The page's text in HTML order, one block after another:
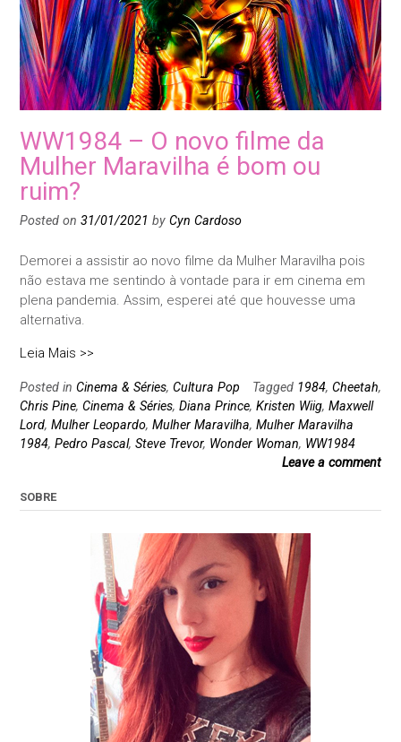
WW1984 – O novo filme da
Mulher Maravilha é bom ou
ruim?
Posted on 31/01/2021 by Cyn Cardoso
Demorei a assistir ao novo filme da Mulher Maravilha pois
não estava me sentindo à vontade para ir em cinema em
plena pandemia. Assim, esperei até que houvesse uma
alternativa.
Leia Mais >>
Posted in Cinema & Séries, Cultura Pop Tagged 1984, Cheetah,
Chris Pine, Cinema & Séries, Diana Prince, Kristen Wiig, Maxwell
Lord, Mulher Leopardo, Mulher Maravilha, Mulher Maravilha
1984, Pedro Pascal, Steve Trevor, Wonder Woman, WW1984
Leave a comment
SOBRE